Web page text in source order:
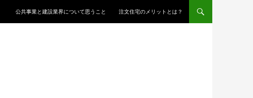
公共事業と建設業界について思うこと
注文住宅のメリットとは？